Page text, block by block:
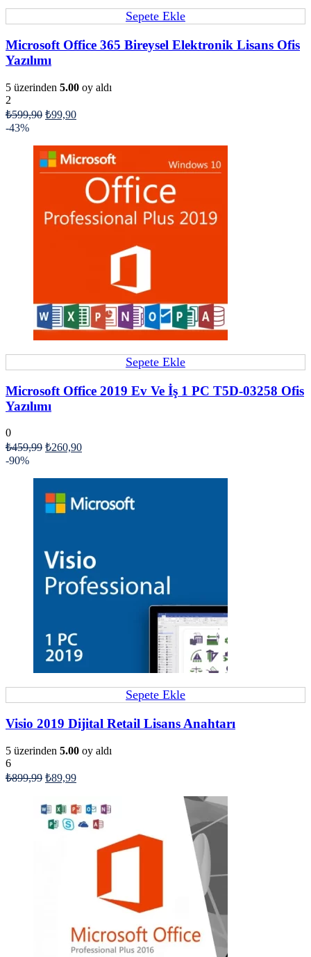
Sepete Ekle
Microsoft Office 365 Bireysel Elektronik Lisans Ofis
Yazılımı
5 üzerinden 5.00 oy aldı
2
₺599,90 ₺99,90
-43%
Sepete Ekle
Microsoft Office 2019 Ev Ve İş 1 PC T5D-03258 Ofis
Yazılımı
0
₺459,99 ₺260,90
-90%
Sepete Ekle
Visio 2019 Dijital Retail Lisans Anahtarı
5 üzerinden 5.00 oy aldı
6
₺899,99 ₺89,99